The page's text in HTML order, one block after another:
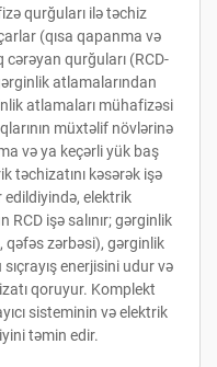
qurğuları ilə təchiz
(qısa qapanma və
cərəyan qurğuları (RCD-
atlamalarından
atlamaları mühafizəsi
müxtəlif növlərinə
və ya keçərli yük baş
təchizatını kəsərək işə
edildiyində, elektrik
RCD işə salınır; gərginlik
qəfəs zərbəsi), gərginlik
enerjisini udur və
qoruyur. Komplekt
sisteminin və elektrik
təmin edir.